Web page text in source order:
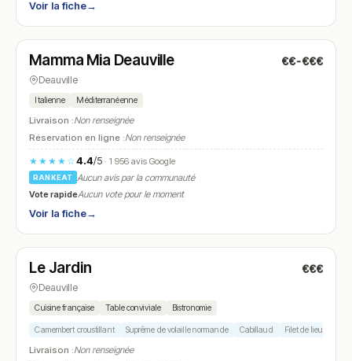
Voir la fiche→
N° 25
Mamma Mia Deauville €€-€€€
Deauville
Italienne Méditerranéenne
Livraison :Non renseignée
Réservation en ligne :Non renseignée
★★★★☆4.4/5· 1 956 avis Google
RANKEAT
Aucun avis par la communauté
Vote rapideAucun vote pour le moment
Voir la fiche→
N° 26
Le Jardin €€€
Deauville
Cuisine française Table conviviale Bistronomie
Camembert croustillant Suprême de volaille normande Cabillaud Filet de lieu noir
Livraison :Non renseignée